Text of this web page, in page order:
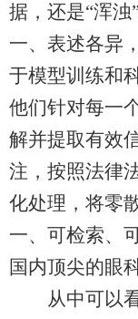
据，还是“浑浊
一、表述各异
于模型训练和
他们针对每一
解并提取有效
注，按照法律
化处理，将零
一、可检索、
国内顶尖的眼
从中可以看